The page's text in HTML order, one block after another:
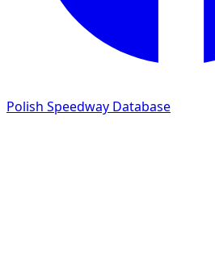
Polish Speedway Database